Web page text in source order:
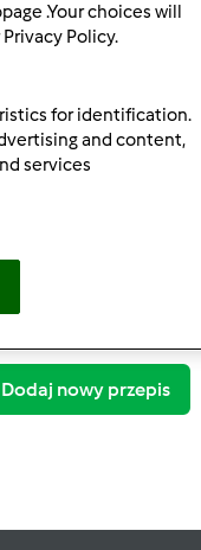
Dodaj nowy przepis
.Your choices will
Policy.
for identification.
and content,
services